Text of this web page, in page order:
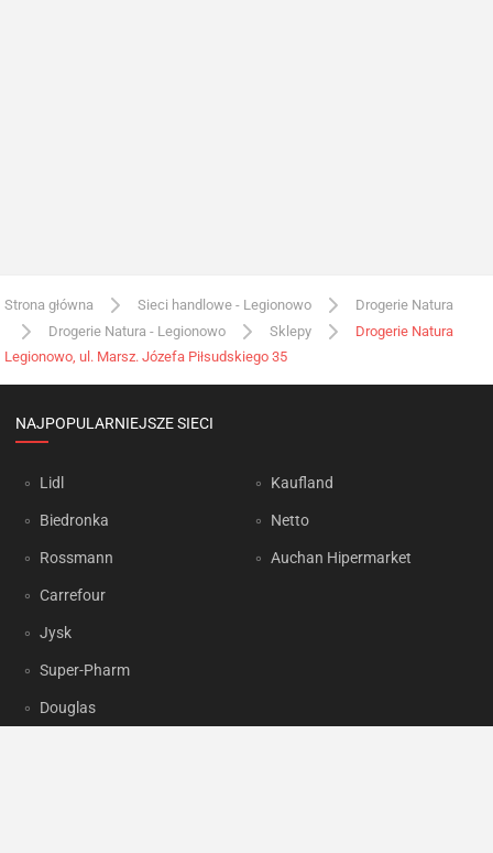
Strona główna Sieci handlowe - Legionowo
Drogerie Natura
Drogerie Natura - Legionowo
Sklepy
Drogerie Natura
Legionowo, ul. Marsz. Józefa Piłsudskiego 35
NAJPOPULARNIEJSZE SIECI
Lidl
Biedronka
Rossmann
Carrefour
Jysk
Super-Pharm
Douglas
Kaufland
Netto
Auchan Hipermarket